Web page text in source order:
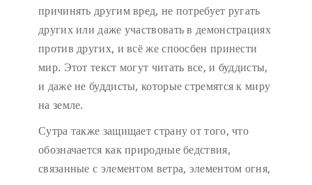
причинять другим вред, не потребует ругать
других или даже участвовать в демонстрациях
против других, и всё же споосбен принести
мир. Этот текст могут читать все, и буддисты,
и даже не буддисты, которые стремятся к миру
на земле.
Сутра также защищает страну от того, что
обозначается как природные бедствия,
связанные с элементом ветра, элементом огня,